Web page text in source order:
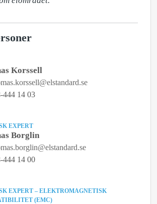
Korssell
444 14 03
EXPERT
Borglin
444 14 00
EXPERT – ELEKTROMAGNETISK
(EMC)